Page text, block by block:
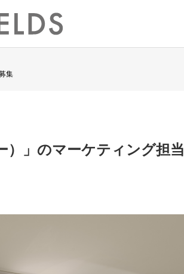
集
）」のマーケティング担当